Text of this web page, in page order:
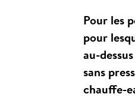
Pour les
pour
au-
sans
chauffe-